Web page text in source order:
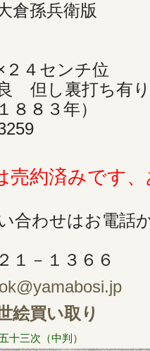
倉孫兵衛版
２４センチ位
但し裏打ち有り
８８３年）
売約済みです
合わせはお電話
１－１３６６
絵買い取り
三次（中判）